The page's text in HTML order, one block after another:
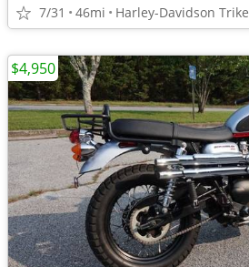
7/31 46mi Harley-Davidson Trike
$4,950